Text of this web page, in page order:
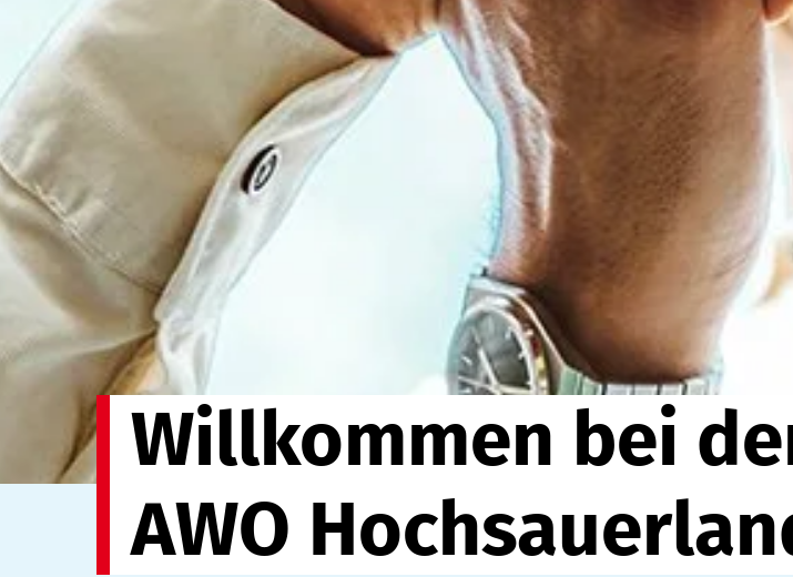
Willkommen bei
AWO